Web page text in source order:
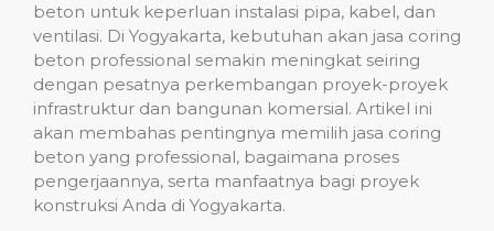
beton untuk keperluan instalasi pipa, kabel, dan
ventilasi. Di Yogyakarta, kebutuhan akan jasa coring
beton professional semakin meningkat seiring
dengan pesatnya perkembangan proyek-proyek
infrastruktur dan bangunan komersial. Artikel ini
akan membahas pentingnya memilih jasa coring
beton yang professional, bagaimana proses
pengerjaannya, serta manfaatnya bagi proyek
konstruksi Anda di Yogyakarta.